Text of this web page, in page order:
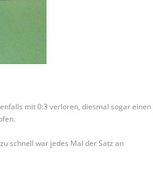
mit 0:3 verloren, diesmal sogar einen
schnell war jedes Mal der Satz an